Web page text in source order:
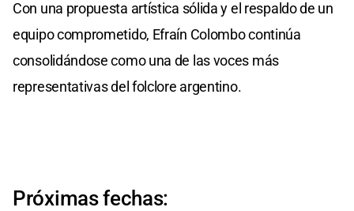
Con una propuesta artística sólida y el respaldo de un
equipo comprometido, Efraín Colombo continúa
consolidándose como una de las voces más
representativas del folclore argentino.
Próximas fechas: